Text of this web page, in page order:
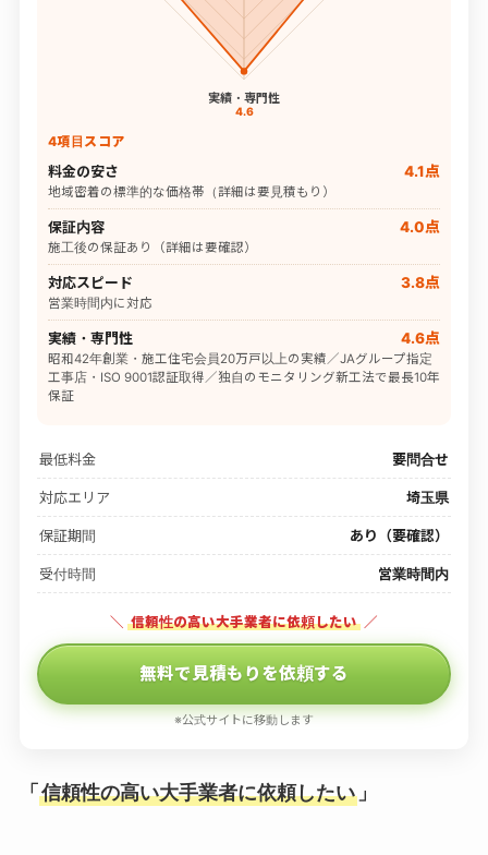
実績・専門性
4.6
4項目スコア
料金の安さ 4.1点
地域密着の標準的な価格帯（詳細は要見積もり）
保証内容 4.0点
施工後の保証あり（詳細は要確認）
対応スピード 3.8点
営業時間内に対応
実績・専門性 4.6点
昭和42年創業・施工住宅会員20万戸以上の実績／JAグループ指定
工事店・ISO 9001認証取得／独自のモニタリング新工法で最長10年
保証
最低料金 要問合せ
対応エリア 埼玉県
保証期間 あり（要確認）
受付時間 営業時間内
＼ 信頼性の高い大手業者に依頼したい ／
無料で見積もりを依頼する
※公式サイトに移動します
「 信頼性の高い大手業者に依頼したい」